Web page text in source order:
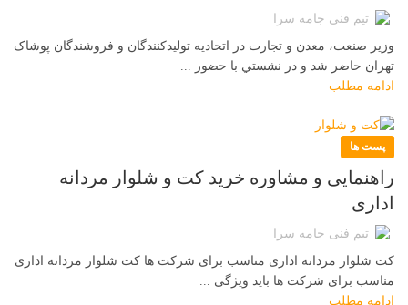
تیم فنی جامه سرا
وزير صنعت، معدن و تجارت در اتحاديه توليدکنندگان و فروشندگان پوشاک
تهران حاضر شد و در نشستي با حضور ...
ادامه مطلب
پست ها
راهنمایی و مشاوره خرید کت و شلوار مردانه
اداری
تیم فنی جامه سرا
کت شلوار مردانه اداری مناسب برای شرکت ها کت شلوار مردانه اداری
مناسب برای شرکت ها باید ویژگی ...
ادامه مطلب